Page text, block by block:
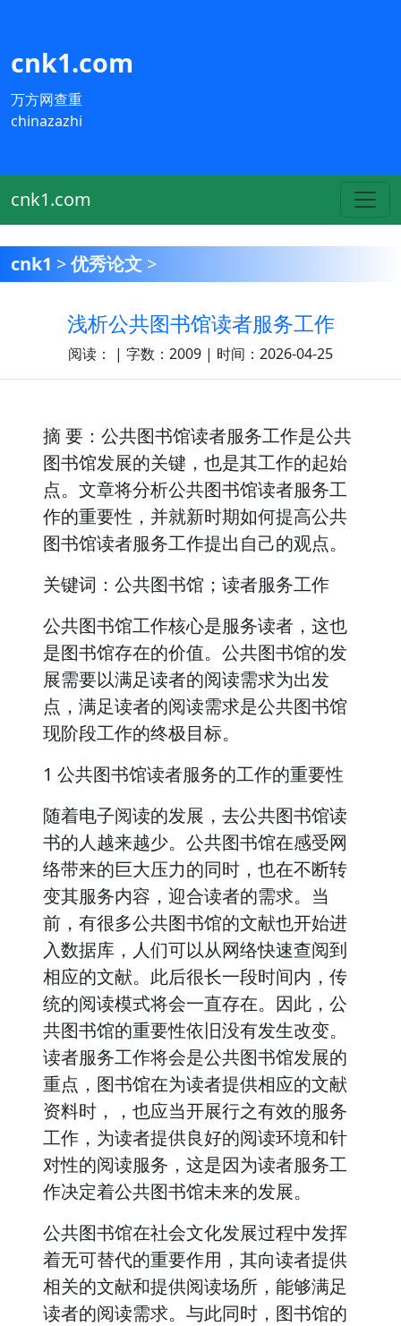
cnk1.com
万方网查重
chinazazhi
cnk1.com
cnk1 >优秀论文 >
浅析公共图书馆读者服务工作
阅读： | 字数：2009 | 时间：2026-04-25
摘 要：公共图书馆读者服务工作是公共
图书馆发展的关键，也是其工作的起始
点。文章将分析公共图书馆读者服务工
作的重要性，并就新时期如何提高公共
图书馆读者服务工作提出自己的观点。
关键词：公共图书馆；读者服务工作
公共图书馆工作核心是服务读者，这也
是图书馆存在的价值。公共图书馆的发
展需要以满足读者的阅读需求为出发
点，满足读者的阅读需求是公共图书馆
现阶段工作的终极目标。
1 公共图书馆读者服务的工作的重要性
随着电子阅读的发展，去公共图书馆读
书的人越来越少。公共图书馆在感受网
络带来的巨大压力的同时，也在不断转
变其服务内容，迎合读者的需求。当
前，有很多公共图书馆的文献也开始进
入数据库，人们可以从网络快速查阅到
相应的文献。此后很长一段时间内，传
统的阅读模式将会一直存在。因此，公
共图书馆的重要性依旧没有发生改变。
读者服务工作将会是公共图书馆发展的
重点，图书馆在为读者提供相应的文献
资料时，，也应当开展行之有效的服务
工作，为读者提供良好的阅读环境和针
对性的阅读服务，这是因为读者服务工
作决定着公共图书馆未来的发展。
公共图书馆在社会文化发展过程中发挥
着无可替代的重要作用，其向读者提供
相关的文献和提供阅读场所，能够满足
读者的阅读需求。与此同时，图书馆的